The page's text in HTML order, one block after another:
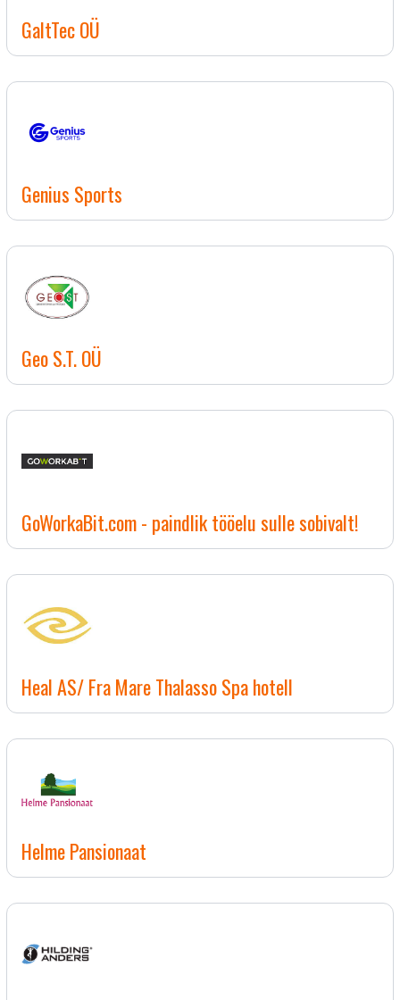
GaltTec OÜ
Genius Sports
Geo S.T. OÜ
GoWorkaBit.com - paindlik tööelu sulle sobivalt!
Heal AS/ Fra Mare Thalasso Spa hotell
Helme Pansionaat